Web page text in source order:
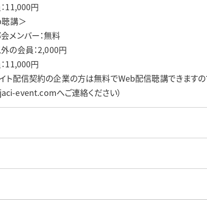
11,000円
講＞
メンバー：無料
の会員：2,000円
11,000円
ト配信契約の企業の方は無料でWeb配信聴講できますの
event.comへご連絡ください）